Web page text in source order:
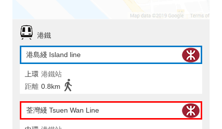
港鐵
港島綫 Island line
上環 港鐵站
距離 0.8km
荃灣綫 Tsuen Wan Line